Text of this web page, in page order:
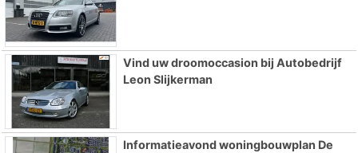
Vind uw droomoccasion bij Autobedrijf
Leon Slijkerman
Informatieavond woningbouwplan De